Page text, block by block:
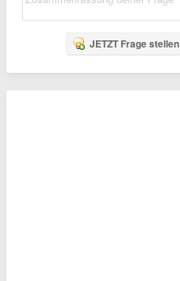
JETZT Frage stellen